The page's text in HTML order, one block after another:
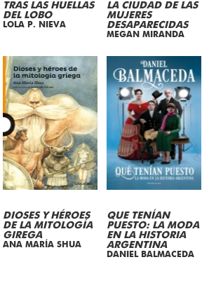
TRAS LAS HUELLAS
DEL LOBO
LOLA P. NIEVA
LA CIUDAD DE LAS
MUJERES
DESAPARECIDAS
MEGAN MIRANDA
DIOSES Y HÉROES
DE LA MITOLOGÍA
GIREGA
ANA MARÍA SHUA
QUE TENÍAN
PUESTO: LA MODA
EN LA HISTORIA
ARGENTINA
DANIEL BALMACEDA